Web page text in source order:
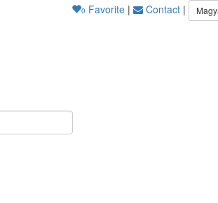
0 Favorite | Contact |